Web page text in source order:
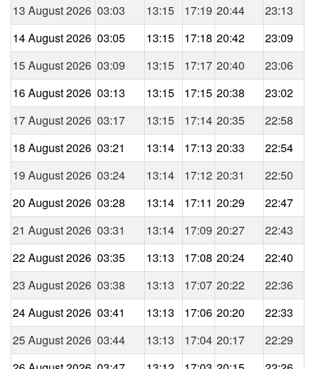
13 August 2026 03:03 13:15 17:19 20:44
23:13
14 August 2026 03:05 13:15 17:18 20:42
23:09
15 August 2026 03:09 13:15 17:17 20:40
23:06
16 August 2026 03:13 13:15 17:15 20:38
23:02
17 August 2026 03:17 13:15 17:14 20:35
22:58
18 August 2026 03:21 13:14 17:13 20:33
22:54
19 August 2026 03:24 13:14 17:12 20:31
22:50
20 August 2026 03:28 13:14 17:11 20:29
22:47
21 August 2026 03:31 13:14 17:09 20:27
22:43
22 August 2026 03:35 13:13 17:08 20:24
22:40
23 August 2026 03:38 13:13 17:07 20:22
22:36
24 August 2026 03:41 13:13 17:06 20:20
22:33
25 August 2026 03:44 13:13 17:04 20:17
22:29